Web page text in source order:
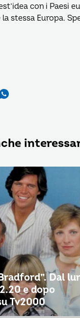
con i Paesi
stessa Europa.
Dal
e dopo
Tv2000